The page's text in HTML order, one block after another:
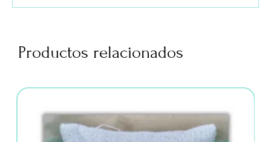
Productos relacionados